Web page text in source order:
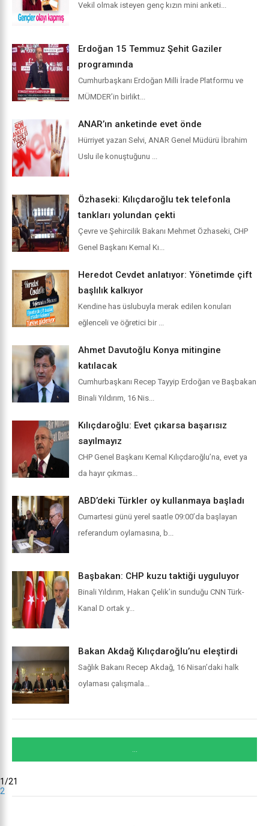
Vekil olmak isteyen genç kızın mini anketi...
Erdoğan 15 Temmuz Şehit Gaziler
programında
Cumhurbaşkanı Erdoğan Milli İrade Platformu ve
MÜMDER’in birlikt...
ANAR’ın anketinde evet önde
Hürriyet yazarı Selvi, ANAR Genel Müdürü İbrahim
Uslu ile konuştuğunu ...
Özhaseki: Kılıçdaroğlu tek telefonla
tankları yolundan çekti
Çevre ve Şehircilik Bakanı Mehmet Özhaseki, CHP
Genel Başkanı Kemal Kı...
Heredot Cevdet anlatıyor: Yönetimde çift
başlılık kalkıyor
Kendine has üslubuyla merak edilen konuları
eğlenceli ve öğretici bir ...
Ahmet Davutoğlu Konya mitingine
katılacak
Cumhurbaşkanı Recep Tayyip Erdoğan ve Başbakan
Binali Yıldırım, 16 Nis...
Kılıçdaroğlu: Evet çıkarsa başarısız
sayılmayız
CHP Genel Başkanı Kemal Kılıçdaroğlu’na, evet ya
da hayır çıkmas...
ABD’deki Türkler oy kullanmaya başladı
Cumartesi günü yerel saatle 09:00’da başlayan
referandum oylamasına, b...
Başbakan: CHP kuzu taktiği uyguluyor
Binali Yıldırım, Hakan Çelik’in sunduğu CNN Türk-
Kanal D ortak y...
Bakan Akdağ Kılıçdaroğlu’nu eleştirdi
Sağlık Bakanı Recep Akdağ, 16 Nisan’daki halk
oylaması çalışmala...
...
1/21
2